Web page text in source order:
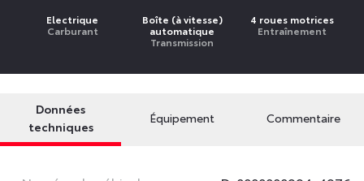
Electrique
Carburant
Boîte (à vitesse)
automatique
Transmission
4 roues motrices
Entraînement
Données
techniques
Équipement Commentaire